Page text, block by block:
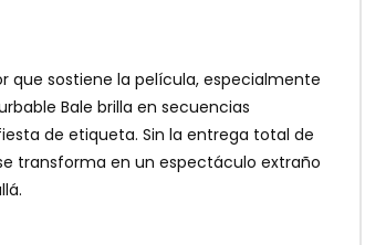
que sostiene la película, especialmente
Bale brilla en secuencias
de etiqueta. Sin la entrega total de
transforma en un espectáculo extraño